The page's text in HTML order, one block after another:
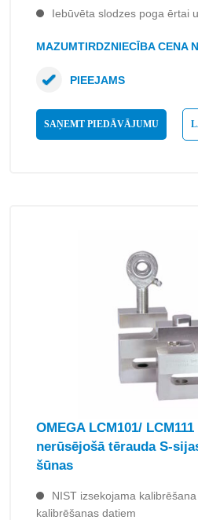
Iebūvēta slodzes poga ērtai
MAZUMTIRDZNIECĪBA CENA
SAŅEMT PIEDĀVĀJUMU
PIEEJAMS
OMEGA LCM101/
nerūsējošā tērauda S-
šūnas
NIST izsekojama
kalibrēšanas datiem